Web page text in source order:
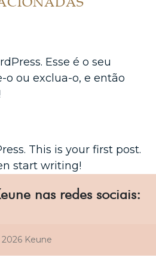
Esse é o seu
o ou exclua-o, e então
This is your first post.
start writing!
nas redes sociais:
Keune